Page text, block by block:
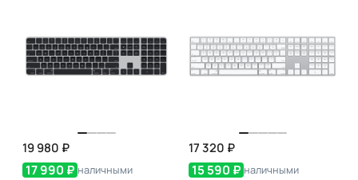
19 980 ₽
17 990 ₽ наличными
17 320 ₽
15 590 ₽ наличными